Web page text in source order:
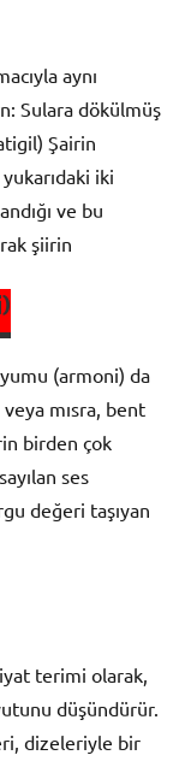
aynı
Sulara dökülmüş
Şairin
iki
ve bu
şiirin
(armoni) da
mısra, bent
birden çok
ses
değeri taşıyan
terimi olarak,
düşündürür.
dizeleriyle bir